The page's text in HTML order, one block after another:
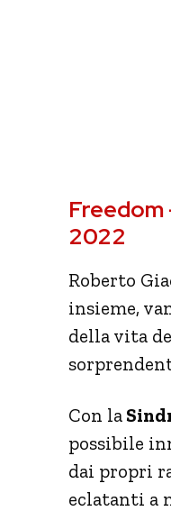
Freedom
2022
Roberto
insieme,
della vita
Con la
possibile
dai propri
eclatanti a